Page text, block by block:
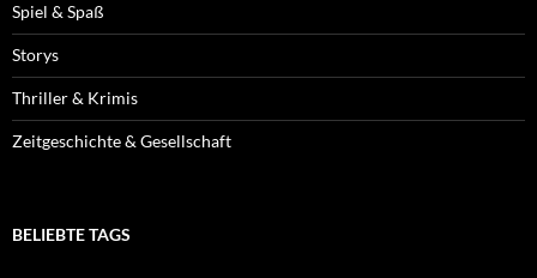
Spiel & Spaß
Storys
Thriller & Krimis
Zeitgeschichte & Gesellschaft
BELIEBTE TAGS